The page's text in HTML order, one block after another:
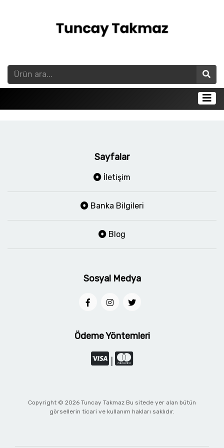
Sayfalar
İletişim
Banka Bilgileri
Blog
Sosyal Medya
Ödeme Yöntemleri
Copyright © 2026 Tuncay Takmaz Bu sitede yer alan bütün
görsellerin ticari ve kullanım hakları saklıdır.